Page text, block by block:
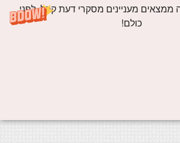
ממצאים מעניינים מסקרי דעת קהל, לפני
כולם!